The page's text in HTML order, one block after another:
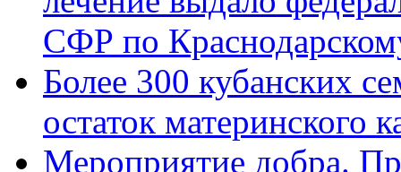
СФР по
Более 300 кубанских
остаток материнского
Мероприятие добра.